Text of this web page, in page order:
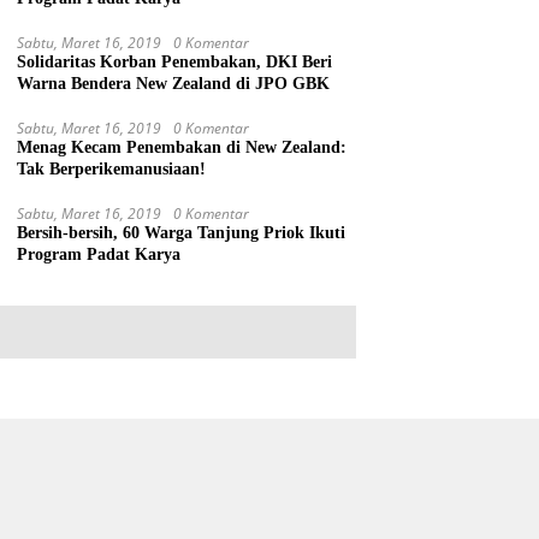
Sabtu, Maret 16, 2019 0 Komentar
Solidaritas Korban Penembakan, DKI Beri
Warna Bendera New Zealand di JPO GBK
Sabtu, Maret 16, 2019 0 Komentar
Menag Kecam Penembakan di New Zealand:
Tak Berperikemanusiaan!
Sabtu, Maret 16, 2019 0 Komentar
Bersih-bersih, 60 Warga Tanjung Priok Ikuti
Program Padat Karya